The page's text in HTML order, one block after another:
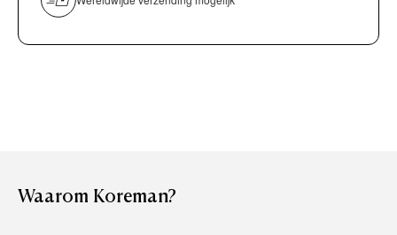
Bancontact / Mister Cash
Waarom Koreman?